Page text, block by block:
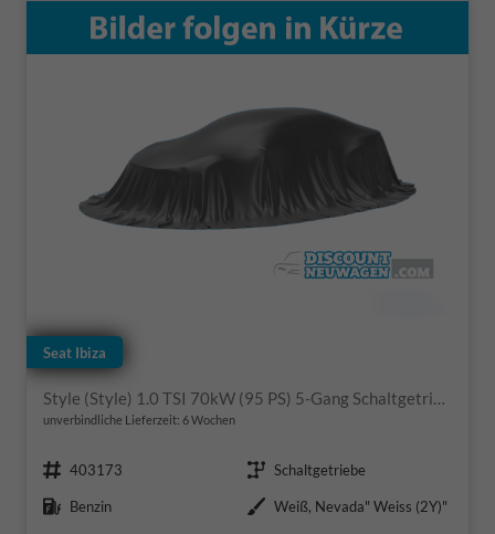
Seat Ibiza
Style (Style) 1.0 TSI 70kW (95 PS) 5-Gang Schaltgetriebe
unverbindliche Lieferzeit: 6 Wochen
Fahrzeugnr. 403173 Getriebe Schaltgetriebe
Kraftstoff Benzin Außenfarbe Weiß, Nevada" Weiss (2Y)"